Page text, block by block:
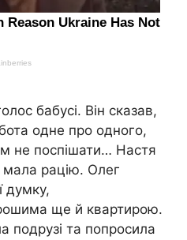
бабусі. Він сказав,
одне про одного,
не поспішати… Настя
мала рацію. Олег
думку,
ще й квартирою.
подрузі та попросила